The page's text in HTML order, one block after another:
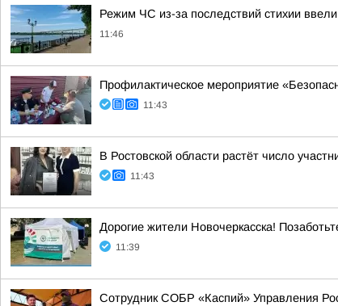
Режим ЧС из-за последствий стихии
11:46
Профилактическое мероприятие
11:43
В Ростовской области растёт число
11:43
Дорогие жители Новочеркасска!
11:39
Сотрудник СОБР «Каспий» Управления